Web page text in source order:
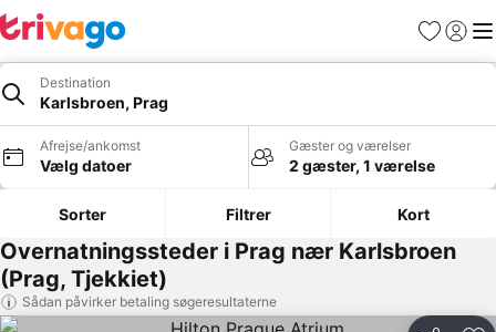
Favoritter
Log ind
Destination
Karlsbroen, Prag
Afrejse/ankomst
Vælg datoer
Gæster og værelser
2 gæster, 1 værelse
Sorter Filtrer Kort
Overnatningssteder i Prag nær Karlsbroen
(Prag, Tjekkiet)
Sådan påvirker betaling søgeresultaterne